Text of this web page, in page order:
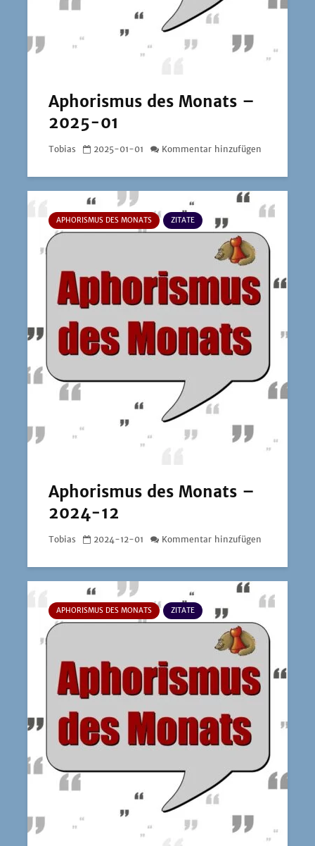
Aphorismus des Monats –
2025-01
Tobias 2025-01-01 Kommentar hinzufügen
APHORISMUS DES MONATS ZITATE
Aphorismus des Monats –
2024-12
Tobias 2024-12-01 Kommentar hinzufügen
APHORISMUS DES MONATS ZITATE